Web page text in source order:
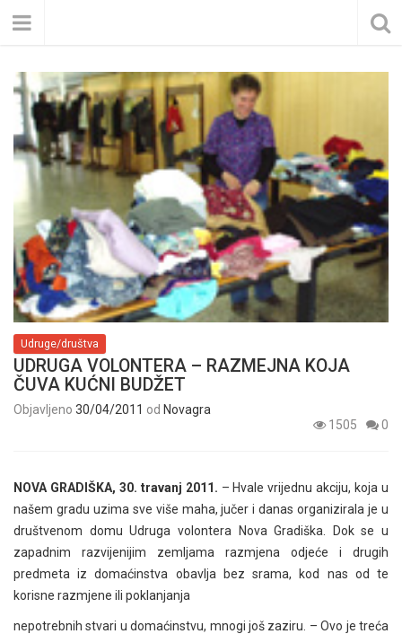
Udruge/društva
UDRUGA VOLONTERA – RAZMEJNA KOJA
ČUVA KUĆNI BUDŽET
Objavljeno 30/04/2011 od Novagra
1505
0
NOVA GRADIŠKA, 30. travanj 2011. – Hvale vrijednu akciju, koja u
našem gradu uzima sve više maha, jučer i danas organizirala je u
društvenom domu Udruga volontera Nova Gradiška. Dok se u
zapadnim razvijenijim zemljama razmjena odjeće i drugih
predmeta iz domaćinstva obavlja bez srama, kod nas od te
korisne razmjene ili poklanjanja
nepotrebnih stvari u domaćinstvu, mnogi još zaziru. – Ovo je treća